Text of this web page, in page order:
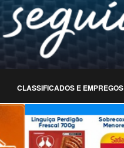
CLASSIFICADOS E EMPREGOS